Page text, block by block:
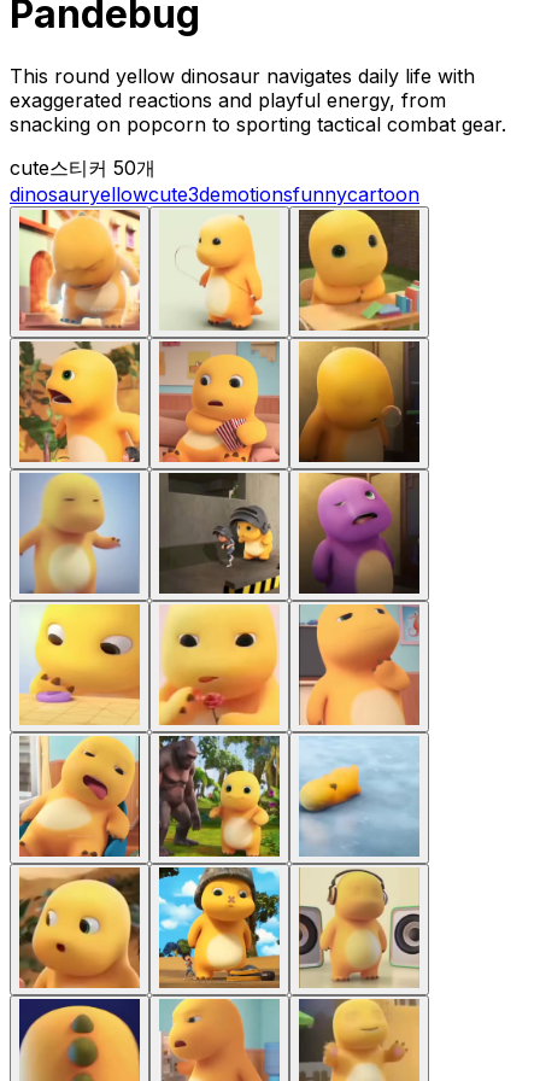
Pandebug
This round yellow dinosaur navigates daily life with
exaggerated reactions and playful energy, from
snacking on popcorn to sporting tactical combat gear.
cute스티커 50개
dinosauryellowcute3demotionsfunnycartoon